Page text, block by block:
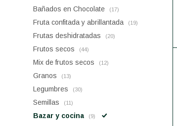
Bañados en Chocolate (17)
Fruta confitada y abrillantada (19)
Frutas deshidratadas (20)
Frutos secos (44)
Mix de frutos secos (12)
Granos (13)
Legumbres (30)
Semillas (11)
Bazar y cocina (9)